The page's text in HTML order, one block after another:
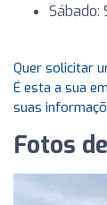
Sábado:
Quer solicitar
É esta a sua
suas
Fotos